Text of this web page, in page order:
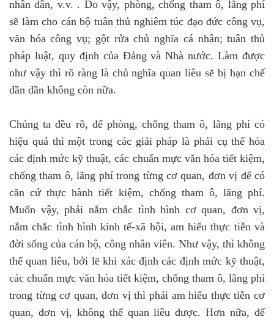
nhân dân, v.v. . Do vậy, phòng, chống tham ô, lãng phí
sẽ làm cho cán bộ tuân thủ nghiêm túc đạo đức công vụ,
văn hóa công vụ; gột rửa chủ nghĩa cá nhân; tuân thủ
pháp luật, quy định của Đảng và Nhà nước. Làm được
như vậy thì rõ ràng là chủ nghĩa quan liêu sẽ bị hạn chế
dần dần không còn nữa.
Chúng ta đều rõ, để phòng, chống tham ô, lãng phí có
hiệu quả thì một trong các giải pháp là phải cụ thể hóa
các định mức kỹ thuật, các chuẩn mực văn hóa tiết kiệm,
chống tham ô, lãng phí trong từng cơ quan, đơn vị để có
căn cứ thực hành tiết kiệm, chống tham ô, lãng phí.
Muốn vậy, phải nắm chắc tình hình cơ quan, đơn vị,
nắm chắc tình hình kinh tế-xã hội, am hiểu thực tiễn và
đời sống của cán bộ, công nhân viên. Như vậy, thì không
thể quan liêu, bởi lẽ khi xác định các định mức kỹ thuật,
các chuẩn mực văn hóa tiết kiệm, chống tham ô, lãng phí
trong từng cơ quan, đơn vị thì phải am hiểu thực tiễn cơ
quan, đơn vị, không thể quan liêu được. Hơn nữa, để